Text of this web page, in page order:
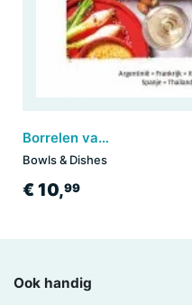
Borrelen van de plank - in 12 heerlijke landen
Bowls & Dishes
€ 10,99
Ook handig